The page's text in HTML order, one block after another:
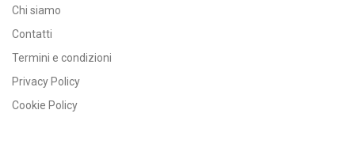
Chi siamo
Contatti
Termini e condizioni
Privacy Policy
Cookie Policy